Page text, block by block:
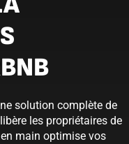
solution complète de
les propriétaires de
main optimise vos